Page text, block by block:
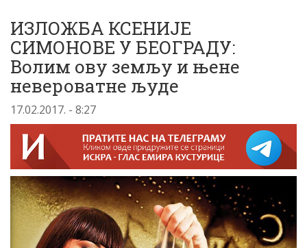
ИЗЛОЖБА КСЕНИЈЕ
СИМОНОВЕ У БЕОГРАДУ:
Волим ову земљу и њене
невероватне људе
17.02.2017. - 8:27